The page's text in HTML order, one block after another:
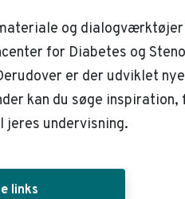
og
for Diabetes og Steno
er der udviklet nye
kan du søge inspiration,
undervisning.
links